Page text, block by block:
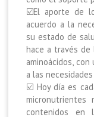
☑️El aporte de
acuerdo a la
su estado de
hace a través de
aminoácidos,
a las
☑️ Hoy día es
micronutrientes
contenidos en